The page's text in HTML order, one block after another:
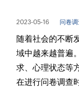
2023-05-16 问卷
随着社会的不断
域中越来越普遍
求、心理状态等
在进行问卷调查